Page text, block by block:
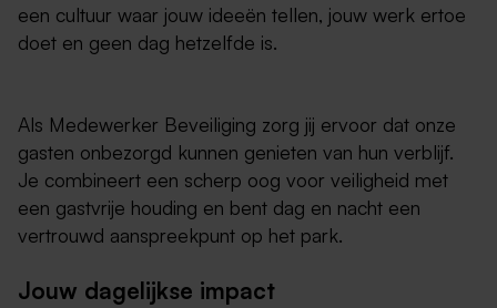
een cultuur waar jouw ideeën tellen, jouw werk ertoe
doet en geen dag hetzelfde is.
Als Medewerker Beveiliging zorg jij ervoor dat onze
gasten onbezorgd kunnen genieten van hun verblijf.
Je combineert een scherp oog voor veiligheid met
een gastvrije houding en bent dag en nacht een
vertrouwd aanspreekpunt op het park.
Jouw dagelijkse impact